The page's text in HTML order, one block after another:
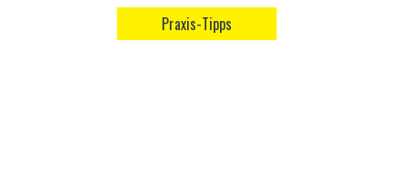
Praxis-Tipps